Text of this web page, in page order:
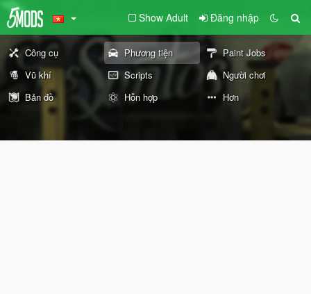
Show Adult Đăng nhập
Công cụ Phương tiện
Paint Jobs
Vũ khí
Scripts
Người chơi
Bản đồ
Hỗn hợp Hơn